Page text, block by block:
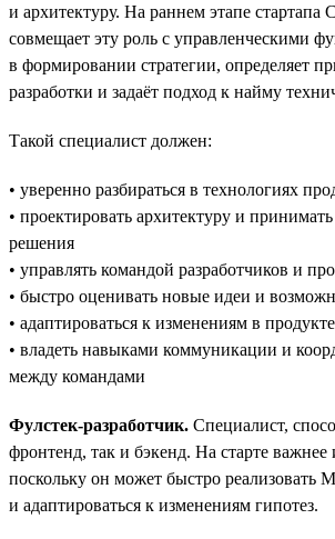
и архитектуру. На раннем этапе стартапа
совмещает эту роль с управленческими
в формировании стратегии, определяет
разработки и задаёт подход к найму
Такой специалист должен:
• уверенно разбираться в технологиях
• проектировать архитектуру и
решения
• управлять командой разработчиков и
• быстро оценивать новые идеи и
• адаптироваться к изменениям в
• владеть навыками коммуникации и
между командами
Фулстек-разработчик. Специалист,
фронтенд, так и бэкенд. На старте
поскольку он может быстро реализовать
и адаптироваться к изменениям гипотез.